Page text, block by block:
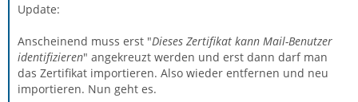
Update:
Anscheinend muss erst "Dieses Zertifikat kann Mail-Benutzer
identifizieren" angekreuzt werden und erst dann darf man
das Zertifikat importieren. Also wieder entfernen und neu
importieren. Nun geht es.